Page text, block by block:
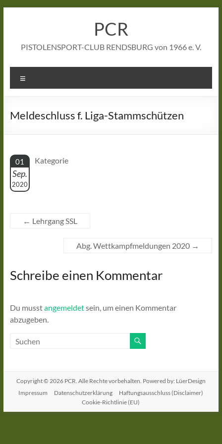
PCR
PISTOLENSPORT-CLUB RENDSBURG von 1966 e. V.
Meldeschluss f. Liga-Stammschützen
01
Sep.
2020
Kategorie
← Lehrgang SSL
Abg. Wettkampfmeldungen 2020 →
Schreibe einen Kommentar
Du musstangemeldetsein, um einen Kommentar
abzugeben.
Copyright © 2026 PCR. Alle Rechte vorbehalten. Powered by: LüerDesign
Impressum
Datenschutzerklärung
Haftungsausschluss (Disclaimer)
Cookie-Richtlinie (EU)